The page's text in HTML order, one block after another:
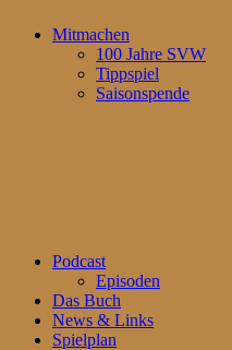
Mitmachen
100 Jahre SVW
Tippspiel
Saisonspende
Podcast
Episoden
Das Buch
News & Links
Spielplan